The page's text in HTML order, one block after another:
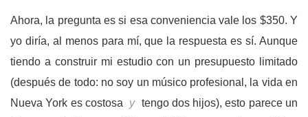
Ahora, la pregunta es si esa conveniencia vale los $350. Y
yo diría, al menos para mí, que la respuesta es sí. Aunque
tiendo a construir mi estudio con un presupuesto limitado
(después de todo: no soy un músico profesional, la vida en
Nueva York es costosa
y tengo dos hijos), esto parece un